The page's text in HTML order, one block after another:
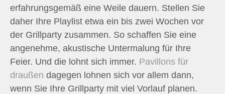
erfahrungsgemäß eine Weile dauern. Stellen Sie
daher Ihre Playlist etwa ein bis zwei Wochen vor
der Grillparty zusammen. So schaffen Sie eine
angenehme, akustische Untermalung für Ihre
Feier. Und die lohnt sich immer. Pavillons für
draußen dagegen lohnen sich vor allem dann,
wenn Sie Ihre Grillparty mit viel Vorlauf planen.